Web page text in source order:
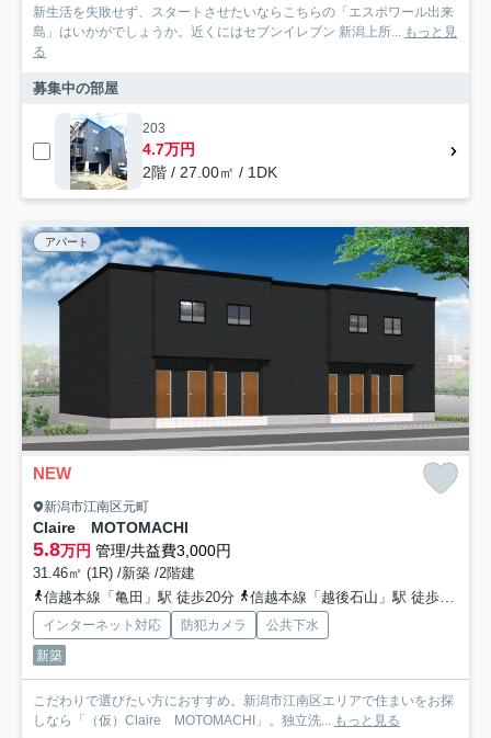
新生活を失敗せず、スタートさせたいならこちらの「エスポワール出来
島」はいかがでしょうか。近くにはセブンイレブン 新潟上所... もっと見
る
募集中の部屋
203
4.7万円
2階 / 27.00㎡ / 1DK
アパート
NEW
新潟市江南区元町
Claire MOTOMACHI
5.8万円 管理/共益費3,000円
31.46㎡ (1R) /新築 /2階建
信越本線「亀田」駅 徒歩20分
信越本線「越後石山」駅 徒歩50分
インターネット対応 防犯カメラ
公共下水
新築
こだわりで選びたい方におすすめ。新潟市江南区エリアで住まいをお探
しなら「（仮）Claire MOTOMACHI」。独立洗... もっと見る